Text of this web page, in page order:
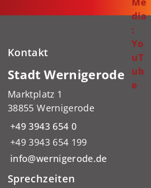
dia
:
Yo
uT
ub
e
Kontakt
Stadt Wernigerode
Marktplatz 1
38855 Wernigerode
+49 3943 654 0
+49 3943 654 199
info@wernigerode.de
Sprechzeiten